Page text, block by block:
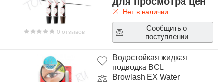
0 отзывов
Нет в наличии
Сообщить о
поступлении
Водостойкая жидкая
подводка BCL
Browlash EX Water